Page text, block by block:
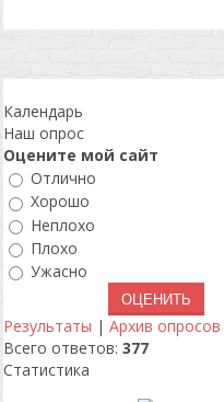
Календарь
Наш опрос
Оцените мой сайт
Отлично
Хорошо
Неплохо
Плохо
Ужасно
Результаты | Архив опросов
Всего ответов: 377
Статистика